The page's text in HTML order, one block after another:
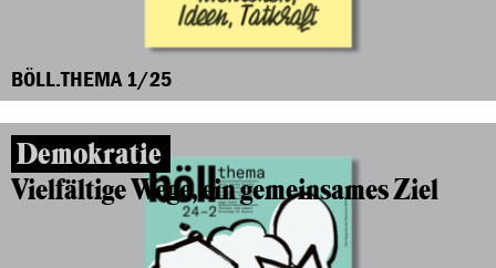
BÖLL.THEMA 1/25
Demokratie
Vielfältige Wege, ein gemeinsames Ziel